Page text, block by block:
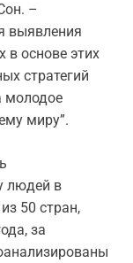
–
выявления
в основе этих
стратегий
молодое
миру”.
людей в
50 стран,
за